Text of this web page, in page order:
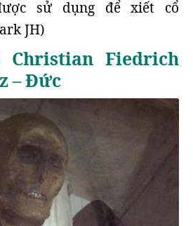
sử dụng để xiết cổ
JH)
Fiedrich
– Đức